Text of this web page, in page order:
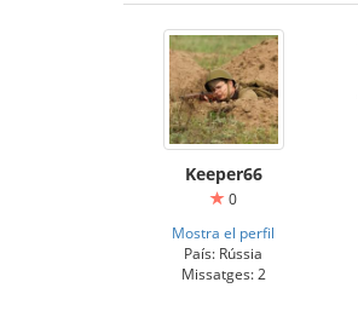
Keeper66
0
Mostra el perfil
País: Rússia
Missatges: 2